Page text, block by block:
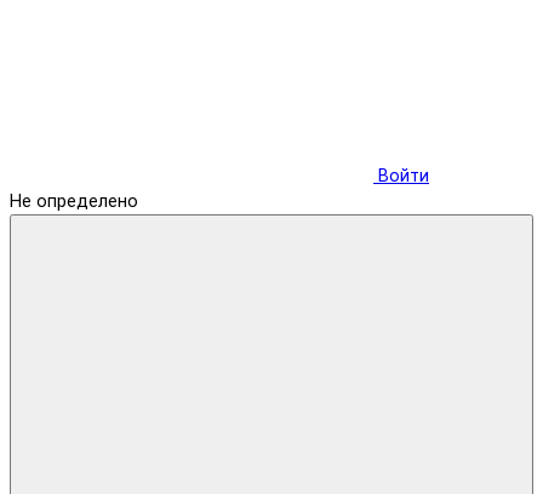
Войти
Не определено